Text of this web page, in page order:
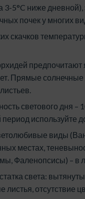
3-5°C ниже дневной),
почек у многих
скачков
предпочитают
Прямые солнечные
светового дня –
используйте
виды
местах,
Фаленопсисы) – в
света:
листья, отсутствие